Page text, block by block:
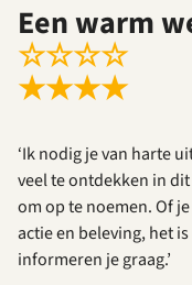
Een warm
☆☆☆☆
★★★★
‘Ik nodig je van harte
veel te ontdekken in
om op te noemen. Of
actie en beleving, het
informeren je graag.’